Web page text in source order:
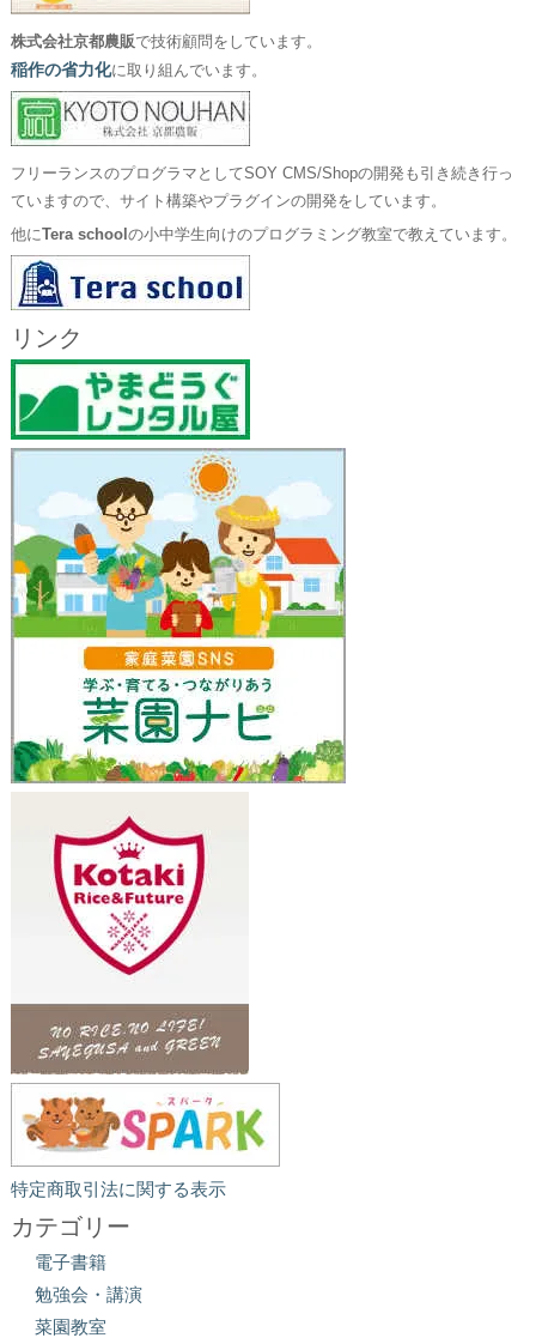
株式会社京都農販で技術顧問をしています。
稲作の省力化に取り組んでいます。
フリーランスのプログラマとしてSOY CMS/Shopの開発も引き続き行っ
ていますので、サイト構築やプラグインの開発をしています。
他にTera school の小中学生向けのプログラミング教室で教えています。
リンク
特定商取引法に関する表示
カテゴリー
電子書籍
勉強会・講演
菜園教室